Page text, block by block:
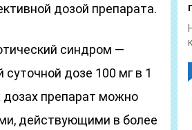
дозой препарата.
синдром —
дозе 100 мг в 1
дозах препарат можно
действующими в более